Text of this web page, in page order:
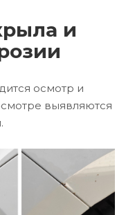
и
осмотр и
выявляются